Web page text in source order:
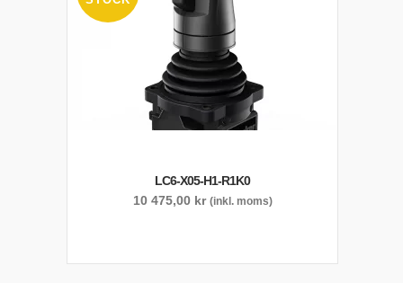
LC6-X05-H1-R1K0
10 475,00 kr (inkl. moms)